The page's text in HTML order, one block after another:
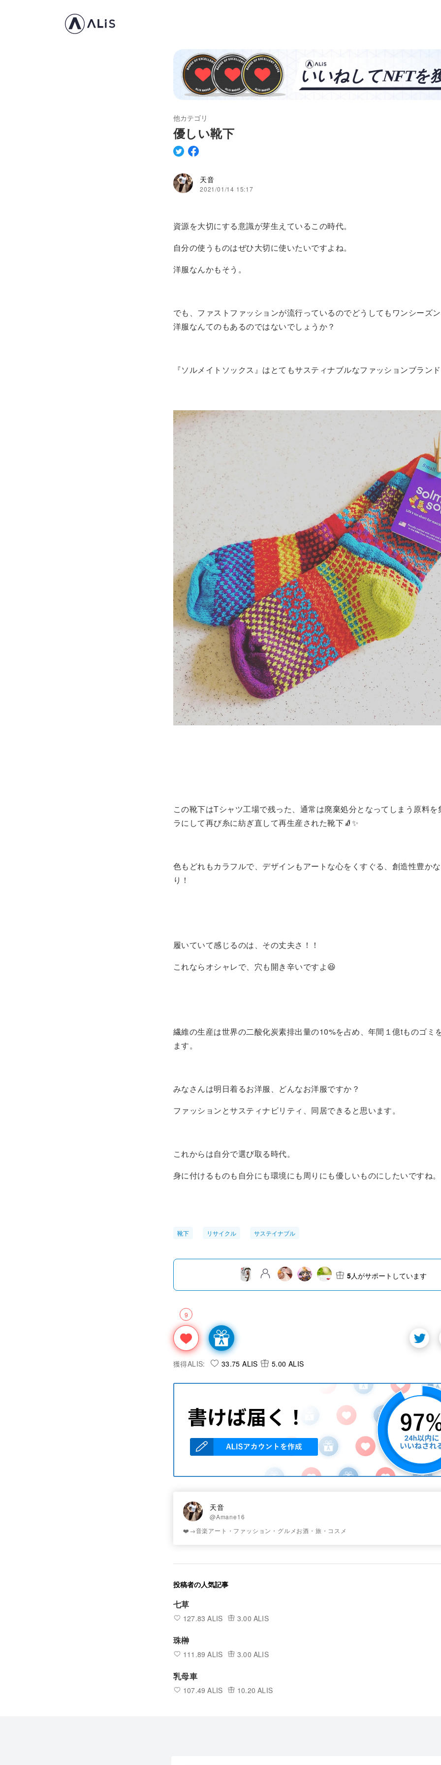
他カテゴリ
優しい靴下
天音
2021/01/14 15:17
資源を大切にする意識が芽生えているこの時代。
自分の使うものはぜひ大切に使いたいですよね。
洋服なんかもそう。
でも、ファストファッションが流行っているのでどうしてもワンシーズ
洋服なんてのもあるのではないでしょうか？
『ソルメイトソックス』はとてもサスティナブルなファッションブランド
この靴下はTシャツ工場で残った、通常は廃棄処分となってしまう原料
ラにして再び糸に紡ぎ直して再生産された靴下🧦✨
色もどれもカラフルで、デザインもアートな心をくすぐる、創造性豊か
り！
履いていて感じるのは、その丈夫さ！！
これならオシャレで、穴も開き辛いですよ😆
繊維の生産は世界の二酸化炭素排出量の10%を占め、年間１億tものゴミ
ます。
みなさんは明日着るお洋服、どんなお洋服ですか？
ファッションとサスティナビリティ、同居できると思います。
これからは自分で選び取る時代。
身に付けるものも自分にも環境にも周りにも優しいものにしたいですね。
靴下 リサイクル サステイナブル
9
5人がサポートしています
獲得ALIS: 33.75 ALIS 5.00 ALIS
天音
@Amane16
❤️→音楽アート・ファッション・グルメお酒・旅・コスメ
投稿者の人気記事
七草
127.83 ALIS 3.00 ALIS
珠榊
111.89 ALIS 3.00 ALIS
乳母車
107.49 ALIS 10.20 ALIS